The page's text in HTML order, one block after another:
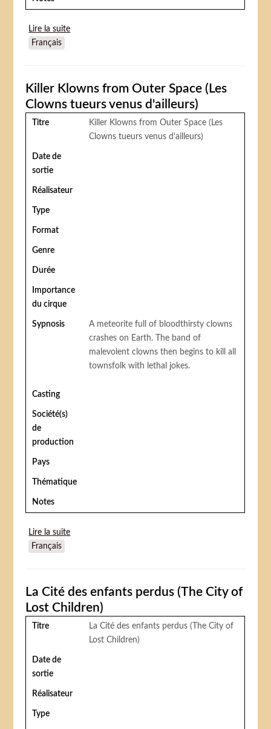
Lire la suite
Français
Killer Klowns from Outer Space (Les
Clowns tueurs venus d'ailleurs)
Titre
Killer Klowns from Outer Space (Les
Clowns tueurs venus d'ailleurs)
Date de
sortie
Réalisateur
Type
Format
Genre
Durée
Importance
du cirque
Sypnosis
A meteorite full of bloodthirsty clowns
crashes on Earth. The band of
malevolent clowns then begins to kill all
townsfolk with lethal jokes.
Casting
Société(s)
de
production
Pays
Thématique
Notes
Lire la suite
Français
La Cité des enfants perdus (The City of
Lost Children)
Titre
La Cité des enfants perdus (The City of
Lost Children)
Date de
sortie
Réalisateur
Type